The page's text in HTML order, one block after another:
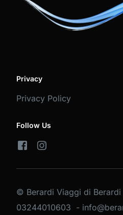
Privacy
Privacy Policy
Follow Us
© Berardi Viaggi di Berardi
03244010603 -